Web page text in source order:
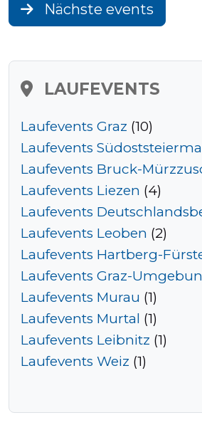
Nächste events
LAUFEVENTS
Laufevents Graz (10)
Laufevents
Laufevents Bruck-
Laufevents Liezen (4)
Laufevents
Laufevents Leoben (2)
Laufevents Hartberg-
Laufevents Graz-
Laufevents Murau (1)
Laufevents Murtal (1)
Laufevents Leibnitz (1)
Laufevents Weiz (1)